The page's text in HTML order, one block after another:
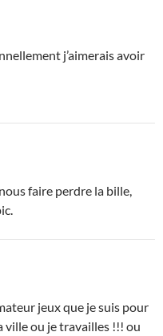
j’aimerais avoir
faire perdre la bille,
jeux que je suis pour
ville ou je travailles !!! ou